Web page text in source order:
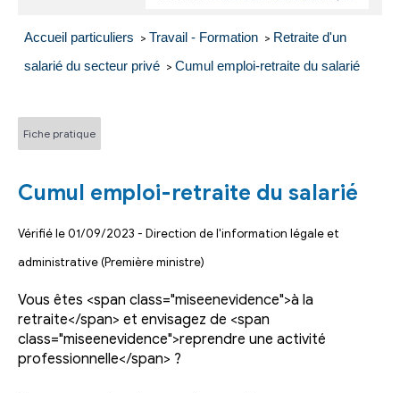
Accueil particuliers > Travail - Formation > Retraite d'un
salarié du secteur privé > Cumul emploi-retraite du salarié
Fiche pratique
Cumul emploi-retraite du salarié
Vérifié le 01/09/2023 - Direction de l'information légale et
administrative (Première ministre)
Vous êtes <span class="miseenevidence">à la
retraite</span> et envisagez de <span
class="miseenevidence">reprendre une activité
professionnelle</span> ?